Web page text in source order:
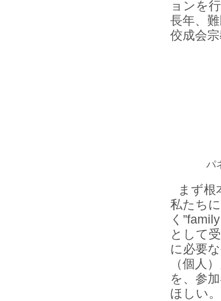
ョンを
長年、
佼成会
パ
まず
私たち
く
として
に必要
（個人
を、参
ほしい。